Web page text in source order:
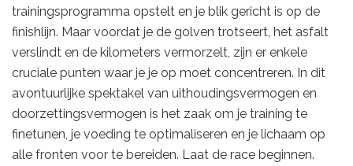
trainingsprogramma opstelt en je blik gericht is op de
finishlijn. Maar voordat je de golven trotseert, het asfalt
verslindt en de kilometers vermorzelt, zijn er enkele
cruciale punten waar je je op moet concentreren. In dit
avontuurlijke spektakel van uithoudingsvermogen en
doorzettingsvermogen is het zaak om je training te
finetunen, je voeding te optimaliseren en je lichaam op
alle fronten voor te bereiden. Laat de race beginnen.